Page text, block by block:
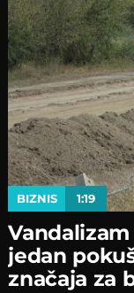
BIZNIS 1:19
Vandalizam
јedan
značaјa za